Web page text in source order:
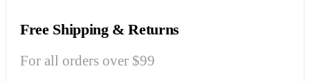
Free Shipping & Returns
For all orders over $99